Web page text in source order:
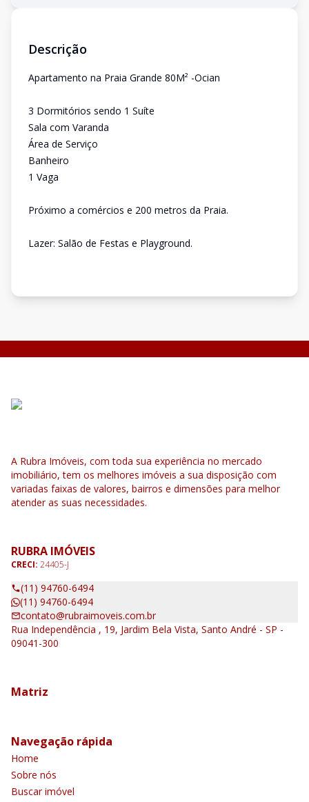
Descrição
Apartamento na Praia Grande 80M² -Ocian
3 Dormitórios sendo 1 Suíte
Sala com Varanda
Área de Serviço
Banheiro
1 Vaga
Próximo a comércios e 200 metros da Praia.
Lazer: Salão de Festas e Playground.
A Rubra Imóveis, com toda sua experiência no mercado
imobiliário, tem os melhores imóveis a sua disposição com
variadas faixas de valores, bairros e dimensões para melhor
atender as suas necessidades.
RUBRA IMÓVEIS
CRECI: 24405-J
(11) 94760-6494
(11) 94760-6494
contato@rubraimoveis.com.br
Rua Independência , 19, Jardim Bela Vista, Santo André - SP -
09041-300
Matriz
Navegação rápida
Home
Sobre nós
Buscar imóvel